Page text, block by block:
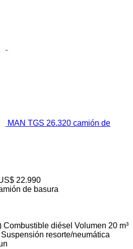
MAN TGS 26.320 camión de
22.990
de basura
Combustible diésel Volumen 20 m³
Suspensión resorte/neumática